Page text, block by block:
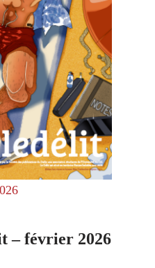
– février 2026